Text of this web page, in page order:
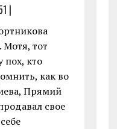
|
Мотя, тот
пох, кто
как во
Прямий
свое